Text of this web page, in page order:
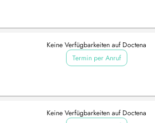
Keine Verfügbarkeiten auf Doctena
Termin per Anruf
Keine Verfügbarkeiten auf Doctena